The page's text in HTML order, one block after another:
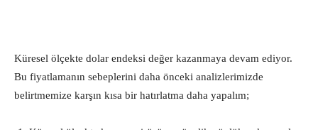
Küresel ölçekte dolar endeksi değer kazanmaya devam ediyor.
Bu fiyatlamanın sebeplerini daha önceki analizlerimizde
belirtmemize karşın kısa bir hatırlatma daha yapalım;